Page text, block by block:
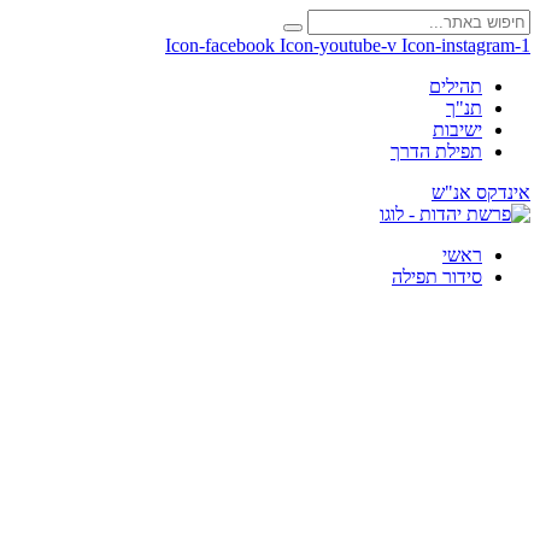
Icon-facebook Icon-youtube-v Icon-instagram-1
תהילים
תנ"ך
ישיבות
תפילת הדרך
אינדקס אנ"ש
ראשי
סידור תפילה